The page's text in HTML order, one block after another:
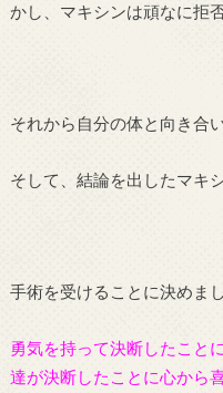
かし、マキシンは頑なに拒否
それから自分の体と向き合
そして、結論を出したマキシ
手術を受けることに決めまし
勇気を持って決断したこと
達が決断したことに心から